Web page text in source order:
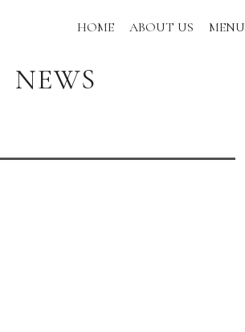
HOME ABOUT US MENU
NEWS